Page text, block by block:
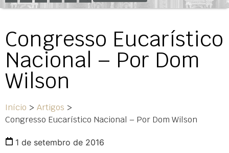
Congresso Eucarístico
Nacional – Por Dom
Wilson
Início > Artigos >
Congresso Eucarístico Nacional – Por Dom Wilson
1 de setembro de 2016